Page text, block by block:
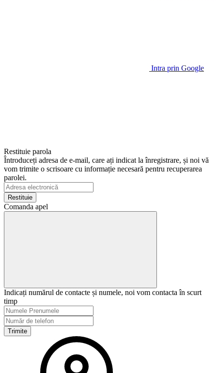
Intra prin Google
Restituie parola
Întroduceți adresa de e-mail, care ați indicat la înregistrare, și noi vă
vom trimite o scrisoare cu informație necesară pentru recuperarea
parolei.
Restituie
Comanda apel
Indicați numărul de contacte și numele, noi vom contacta în scurt
timp
Trimite